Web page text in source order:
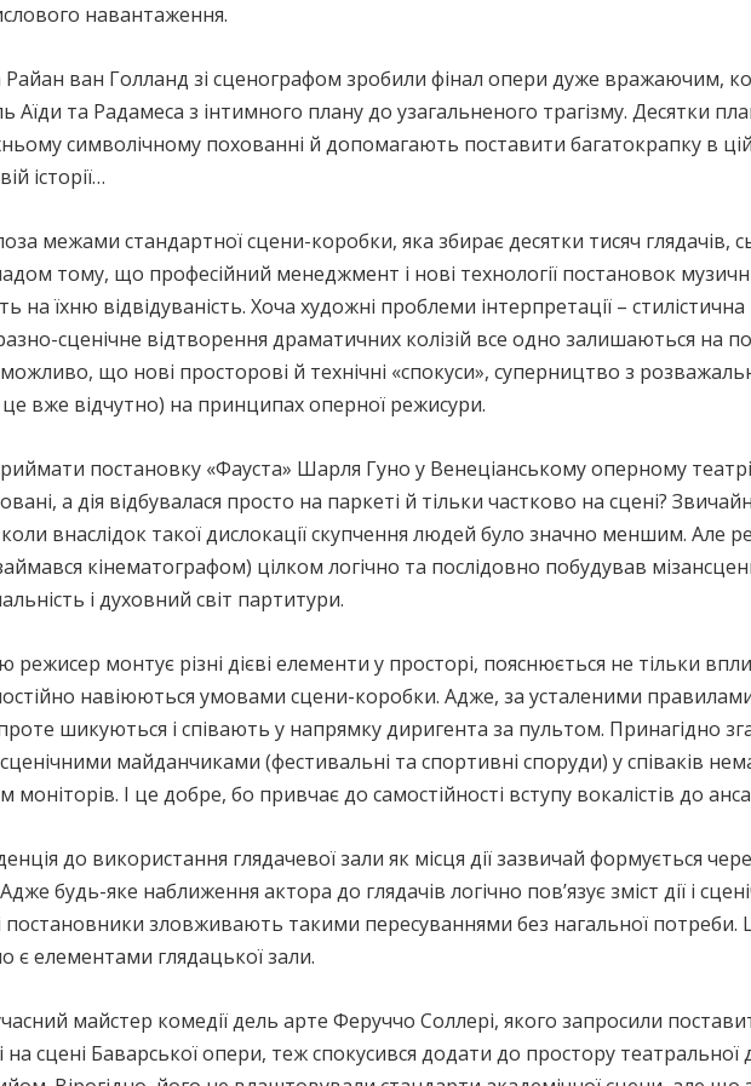
навантаження.
ван Голланд зі сценографом зробили фінал опери дуже вражаючим,
Аїди та Радамеса з інтимного плану до узагальненого трагізму. Десятки
символічному похованні й допомагають поставити багатокрапку в
історії…
межами стандартної сцени-коробки, яка збирає десятки тисяч глядачів,
тому, що професійний менеджмент і нові технології постановок
на їхню відвідуваність. Хоча художні проблеми інтерпретації – стилістична
сценічне відтворення драматичних колізій все одно залишаються на
що нові просторові й технічні «спокуси», суперництво з
вже відчутно) на принципах оперної режисури.
постановку «Фауста» Шарля Гуно у Венеціанському оперному
а дія відбувалася просто на паркеті й тільки частково на сцені?
внаслідок такої дислокації скупчення людей було значно меншим. Але
кінематографом) цілком логічно та послідовно побудував
і духовний світ партитури.
режисер монтує різні дієві елементи у просторі, пояснюється не тільки
навіюються умовами сцени-коробки. Адже, за усталеними
шикуються і співають у напрямку диригента за пультом. Принагідно
майданчиками (фестивальні та спортивні споруди) у співаків
моніторів. І це добре, бо привчає до самостійності вступу вокалістів до
до використання глядачевої зали як місця дії зазвичай формується
будь-яке наближення актора до глядачів логічно пов’язує зміст дії і
постановники зловживають такими пересуваннями без нагальної
є елементами глядацької зали.
майстер комедії дель арте Феруччо Соллері, якого запросили
на сцені Баварської опери, теж спокусився додати до простору театральної